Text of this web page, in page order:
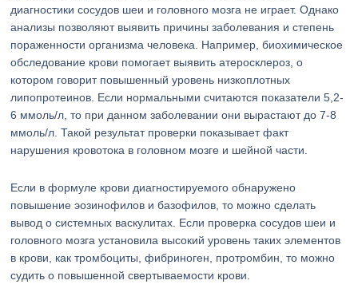
диагностики сосудов шеи и головного мозга не играет. Однако
анализы позволяют выявить причины заболевания и степень
пораженности организма человека. Например, биохимическое
обследование крови помогает выявить атеросклероз, о
котором говорит повышенный уровень низкоплотных
липопротеинов. Если нормальными считаются показатели 5,2-
6 ммоль/л, то при данном заболевании они вырастают до 7-8
ммоль/л. Такой результат проверки показывает факт
нарушения кровотока в головном мозге и шейной части.
Если в формуле крови диагностируемого обнаружено
повышение эозинофилов и базофилов, то можно сделать
вывод о системных васкулитах. Если проверка сосудов шеи и
головного мозга установила высокий уровень таких элементов
в крови, как тромбоциты, фибриноген, протромбин, то можно
судить о повышенной свертываемости крови.